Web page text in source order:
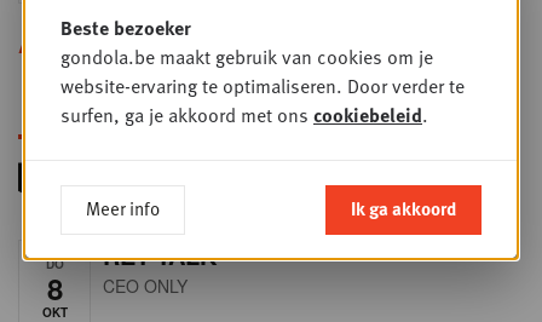
Alle opleidingen
DO
8
OKT
RET-TALK
CEO ONLY
Beste bezoeker
gondola.be maakt gebruik van cookies om je
website-ervaring te optimaliseren. Door verder te
surfen, ga je akkoord met ons cookiebeleid.
Meer info Ik ga akkoord